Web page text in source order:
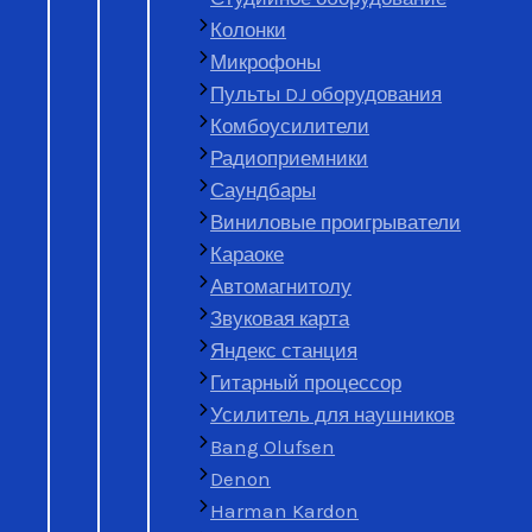
Колонки
Микрофоны
Пульты DJ оборудования
Комбоусилители
Радиоприемники
Саундбары
Виниловые проигрыватели
Караоке
Автомагнитолу
Звуковая карта
Яндекс станция
Гитарный процессор
Усилитель для наушников
Bang Olufsen
Denon
Harman Kardon
Оставьте заявку, чтобы
Описание товара
В каком состоянии товар?
Рассчитать стоимость